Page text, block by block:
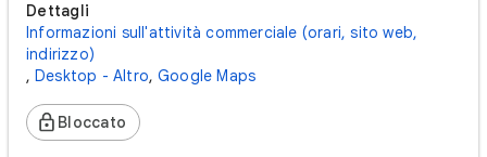
Dettagli
Informazioni sull'attività commerciale (orari, sito web,
indirizzo)
, Desktop - Altro, Google Maps
Bloccato